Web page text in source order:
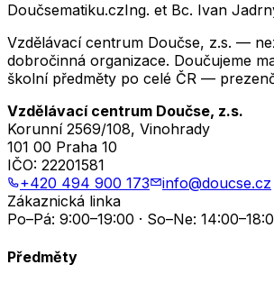
Doučsematiku.czIng. et Bc. Ivan
Vzdělávací centrum Doučse, z.s. —
dobročinná organizace. Doučujeme
školní předměty po celé ČR —
Vzdělávací centrum Doučse, z.s.
Korunní 2569/108, Vinohrady
101 00 Praha 10
IČO: 22201581
+420 494 900 173
info@doucse.cz
Zákaznická linka
Po–Pá: 9:00–19:00 · So–Ne:
Předměty